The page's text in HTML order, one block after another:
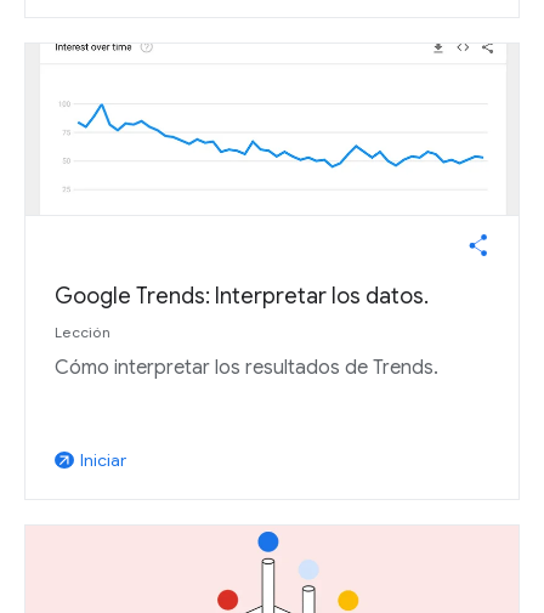
Google Trends: Interpretar los datos.
Lección
Cómo interpretar los resultados de Trends.
arrow_outward Iniciar